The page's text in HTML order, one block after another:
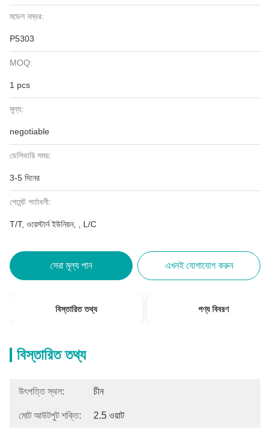
মডেল নম্বর:
P5303
MOQ:
1 pcs
মূল্য:
negotiable
ডেলিভারি সময়:
3-5 দিনের
পেমেন্ট শর্তাবলী:
T/T, ওয়েস্টার্ন ইউনিয়ন, , L/C
সেরা মূল্য পান এখনই যোগাযোগ করুন
বিস্তারিত তথ্য পণ্য বিবরণ
বিস্তারিত তথ্য
উৎপত্তি স্থল: চীন
মোট আউটপুট শক্তি: 2.5 ওয়াট